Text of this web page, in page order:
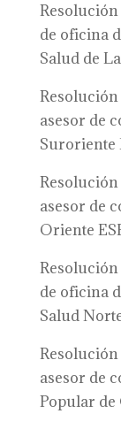
Resolución
de oficina
Salud de
Resolución
asesor de
Suroriente
Resolución
asesor de
Oriente
Resolución
de oficina
Salud
Resolución
asesor de
Popular de